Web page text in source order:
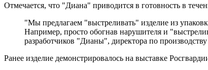
Отмечается, что "Диана" приводится в готовность в
"Мы предлагаем "выстреливать" изделие из
Например, просто обогнав нарушителя и
разработчиков "Дианы", директора по
Ранее изделие демонстрировалось на выставке